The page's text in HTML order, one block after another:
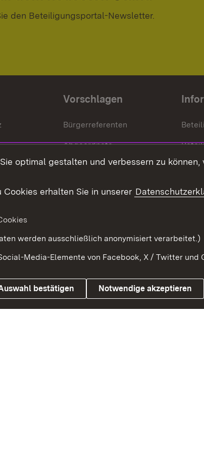
den Beteiligungsportal-Newsletter.
Vorschlagen
Bürgerreferenten
Abgeordnete
Bürgerbeauftragte
Impressum
optimal gestalten und verbessern zu können,
erhalten Sie in unserer
werden ausschließlich anonymisiert verarbeitet.)
Media-Elemente von Facebook, X / Twitter
bestätigen Notwendige akzeptieren